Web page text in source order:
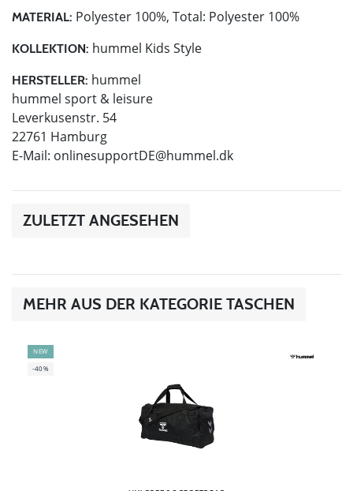
MATERIAL: Polyester 100%, Total: Polyester 100%
KOLLEKTION: hummel Kids Style
HERSTELLER: hummel
hummel sport & leisure
Leverkusenstr. 54
22761 Hamburg
E-Mail: onlinesupportDE@hummel.dk
ZULETZT ANGESEHEN
MEHR AUS DER KATEGORIE TASCHEN
NEW
-40%